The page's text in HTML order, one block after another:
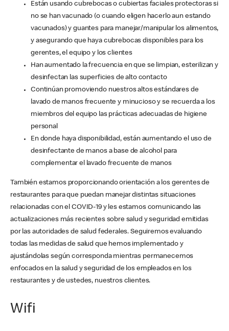
Están usando cubrebocas o cubiertas faciales protectoras si
no se han vacunado (o cuando eligen hacerlo aun estando
vacunados) y guantes para manejar/manipular los alimentos,
y asegurando que haya cubrebocas disponibles para los
gerentes, el equipo y los clientes
Han aumentado la frecuencia en que se limpian, esterilizan y
desinfectan las superficies de alto contacto
Continúan promoviendo nuestros altos estándares de
lavado de manos frecuente y minucioso y se recuerda a los
miembros del equipo las prácticas adecuadas de higiene
personal
En donde haya disponibilidad, están aumentando el uso de
desinfectante de manos a base de alcohol para
complementar el lavado frecuente de manos
También estamos proporcionando orientación a los gerentes de
restaurantes para que puedan manejar distintas situaciones
relacionadas con el COVID-19 y les estamos comunicando las
actualizaciones más recientes sobre salud y seguridad emitidas
por las autoridades de salud federales. Seguiremos evaluando
todas las medidas de salud que hemos implementado y
ajustándolas según corresponda mientras permanecemos
enfocados en la salud y seguridad de los empleados en los
restaurantes y de ustedes, nuestros clientes.
Wifi